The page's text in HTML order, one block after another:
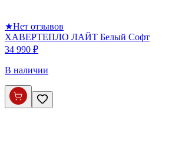
★Нет отзывов
ХАВЕРТЕПЛО ЛАЙТ Белый Софт
34 990 ₽
В наличии